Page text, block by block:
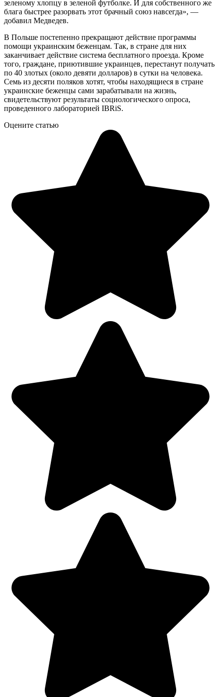
зеленому хлопцу в зеленой футболке. И для собственного же
блага быстрее разорвать этот брачный союз навсегда», —
добавил Медведев.
В Польше постепенно прекращают действие программы
помощи украинским беженцам. Так, в стране для них
заканчивает действие система бесплатного проезда. Кроме
того, граждане, приютившие украинцев, перестанут получать
по 40 злотых (около девяти долларов) в сутки на человека.
Семь из десяти поляков хотят, чтобы находящиеся в стране
украинские беженцы сами зарабатывали на жизнь,
свидетельствуют результаты социологического опроса,
проведенного лабораторией IBRiS.
Оцените статью